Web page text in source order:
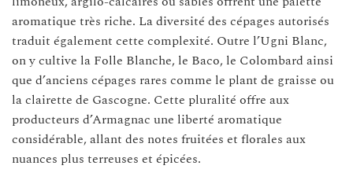
aromatique très riche. La diversité des cépages autorisés
traduit également cette complexité. Outre l’Ugni Blanc,
on y cultive la Folle Blanche, le Baco, le Colombard ainsi
que d’anciens cépages rares comme le plant de graisse ou
la clairette de Gascogne. Cette pluralité offre aux
producteurs d’Armagnac une liberté aromatique
considérable, allant des notes fruitées et florales aux
nuances plus terreuses et épicées.